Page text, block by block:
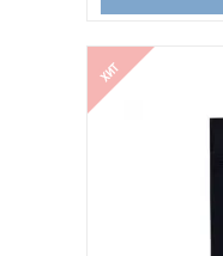
ХИТ